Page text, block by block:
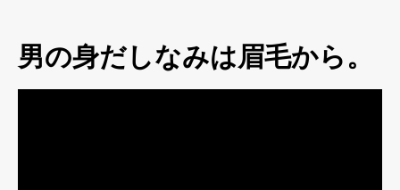
男の身だしなみは眉毛から。